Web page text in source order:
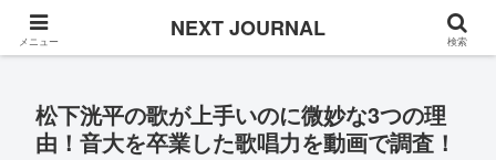
Once in a while
松下洸平の歌が上手いのに微妙な3つの理
由！音大を卒業した歌唱力を動画で調査！
メニュー NEXT JOURNAL 検索